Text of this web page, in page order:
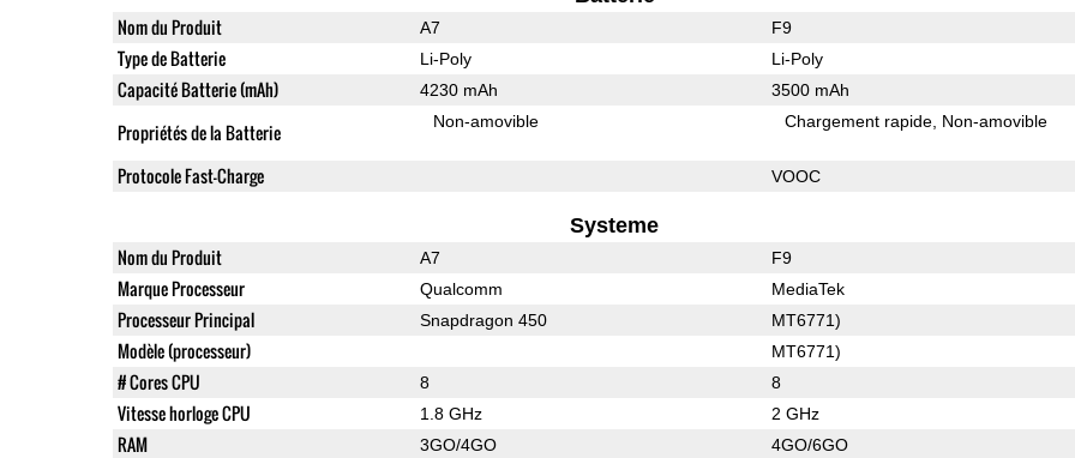
Nom du Produit A7 F9
Type de Batterie Li-Poly Li-Poly
Capacité Batterie (mAh) 4230 mAh 3500 mAh
Propriétés de la Batterie Non-amovible Chargement rapide Non-amovible
Protocole Fast-Charge VOOC
Systeme
Nom du Produit A7 F9
Marque Processeur Qualcomm MediaTek
Processeur Principal Snapdragon 450 MT6771)
Modèle (processeur) MT6771)
# Cores CPU 8 8
Vitesse horloge CPU 1.8 GHz 2 GHz
RAM 3GO/4GO 4GO/6GO